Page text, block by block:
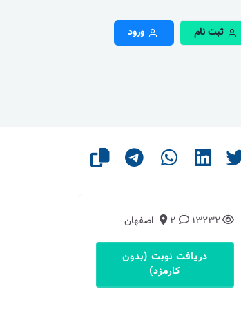
ثبت نام ورود
13232
2 اصفهان
دریافت نوبت (بدون
کارمزد)